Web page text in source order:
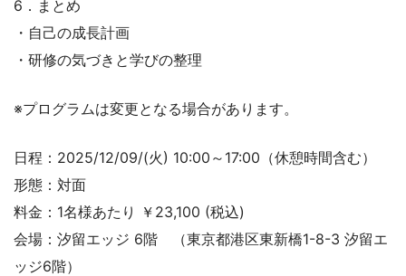
6．まとめ
・自己の成長計画
・研修の気づきと学びの整理
※プログラムは変更となる場合があります。
日程：2025/12/09/(火) 10:00～17:00（休憩時間含む）
形態：対面
料金：1名様あたり ￥23,100 (税込)
会場：汐留エッジ 6階 （東京都港区東新橋1-8-3 汐留エ
ッジ6階）